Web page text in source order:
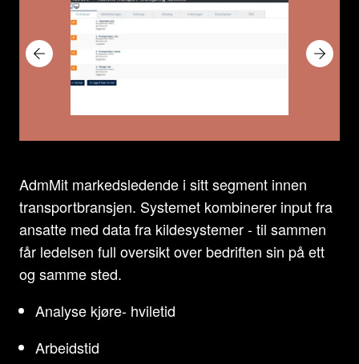
AdmMit markedsledende i sitt segment innen
transportbransjen. Systemet kombinerer input fra
ansatte med data fra kildesystemer - til sammen
får ledelsen full oversikt over bedriften sin på ett
og samme sted.
Analyse kjøre- hviletid
Arbeidstid